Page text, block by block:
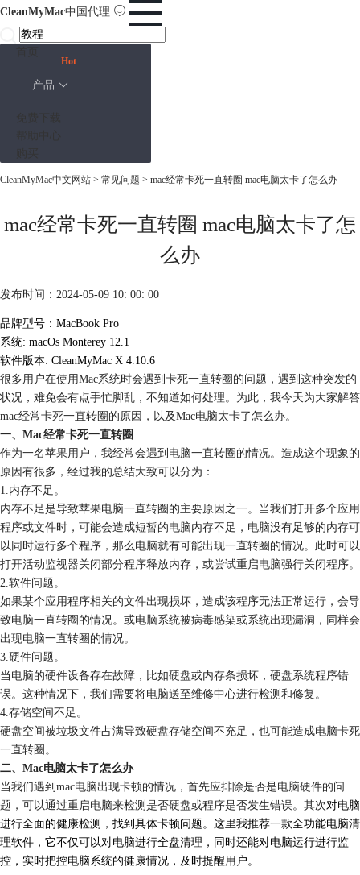
CleanMyMac中国代理
产品
Hot
CleanMyMac中文网站 > 常见问题 > mac经常卡死一直转圈 mac电脑太卡了怎么办
mac经常卡死一直转圈 mac电脑太卡了怎
么办
发布时间：2024-05-09 10: 00: 00
品牌型号：MacBook Pro
系统: macOs Monterey 12.1
软件版本: CleanMyMac X 4.10.6
很多用户在使用Mac系统时会遇到卡死一直转圈的问题，遇到这种突发的
状况，难免会有点手忙脚乱，不知道如何处理。为此，我今天为大家解答
mac经常卡死一直转圈的原因，以及Mac电脑太卡了怎么办。
一、Mac经常卡死一直转圈
作为一名苹果用户，我经常会遇到电脑一直转圈的情况。造成这个现象的
原因有很多，经过我的总结大致可以分为：
1.内存不足。
内存不足是导致苹果电脑一直转圈的主要原因之一。当我们打开多个应用
程序或文件时，可能会造成短暂的电脑内存不足，电脑没有足够的内存可
以同时运行多个程序，那么电脑就有可能出现一直转圈的情况。此时可以
打开活动监视器关闭部分程序释放内存，或尝试重启电脑强行关闭程序。
2.软件问题。
如果某个应用程序相关的文件出现损坏，造成该程序无法正常运行，会导
致电脑一直转圈的情况。或电脑系统被病毒感染或系统出现漏洞，同样会
出现电脑一直转圈的情况。
3.硬件问题。
当电脑的硬件设备存在故障，比如硬盘或内存条损坏，硬盘系统程序错
误。这种情况下，我们需要将电脑送至维修中心进行检测和修复。
4.存储空间不足。
硬盘空间被垃圾文件占满导致硬盘存储空间不充足，也可能造成电脑卡死
一直转圈。
二、Mac电脑太卡了怎么办
当我们遇到mac电脑出现卡顿的情况，首先应排除是否是电脑硬件的问
题，可以通过重启电脑来检测是否硬盘或程序是否发生错误。其次对电脑
进行全面的健康检测，找到具体卡顿问题。这里我推荐一款全功能电脑清
理软件，它不仅可以对电脑进行全盘清理，同时还能对电脑运行进行监
控，实时把控电脑系统的健康情况，及时提醒用户。